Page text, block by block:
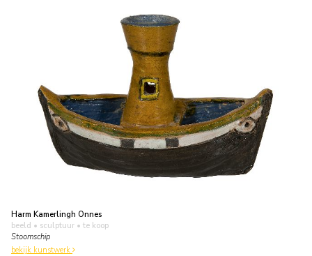
Harm Kamerlingh Onnes
beeld • sculptuur • te koop
Stoomschip
bekijk kunstwerk